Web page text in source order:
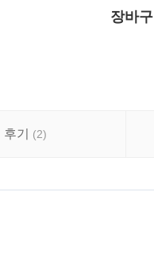
장바
후기 (2)